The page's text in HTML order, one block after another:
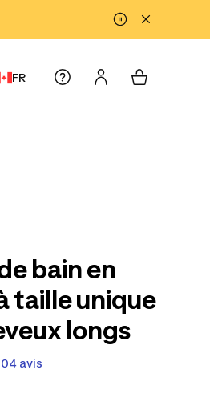
FR
bain en
taille unique
longs
avis